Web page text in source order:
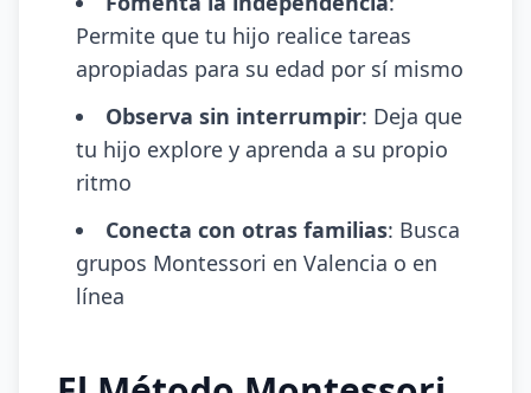
Permite que tu hijo realice tareas
apropiadas para su edad por sí mismo
Observa sin interrumpir: Deja que
tu hijo explore y aprenda a su propio
ritmo
Conecta con otras familias: Busca
grupos Montessori en Valencia o en
línea